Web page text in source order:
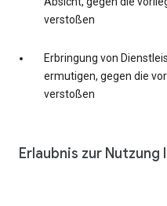
verstoßen
Erbringung von
ermutigen, gegen die
verstoßen
Erlaubnis zur Nutzung